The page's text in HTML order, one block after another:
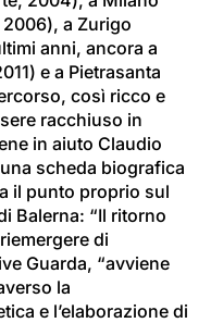
a Zurigo
anni, ancora a
e a Pietrasanta
così ricco e
racchiuso in
in aiuto Claudio
scheda biografica
il punto proprio sul
Balerna: “Il ritorno
di
Guarda, “avviene
la
e l’elaborazione di